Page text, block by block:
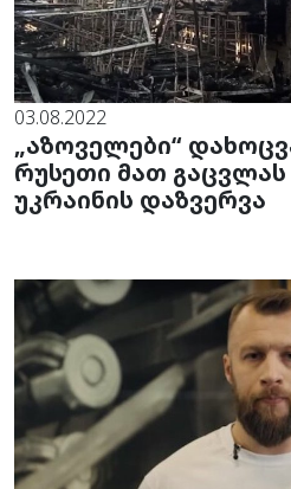
03.08.2022
„აზოველები“
რუსეთი მათ გაცვლას
უკრაინის დაზვერვა